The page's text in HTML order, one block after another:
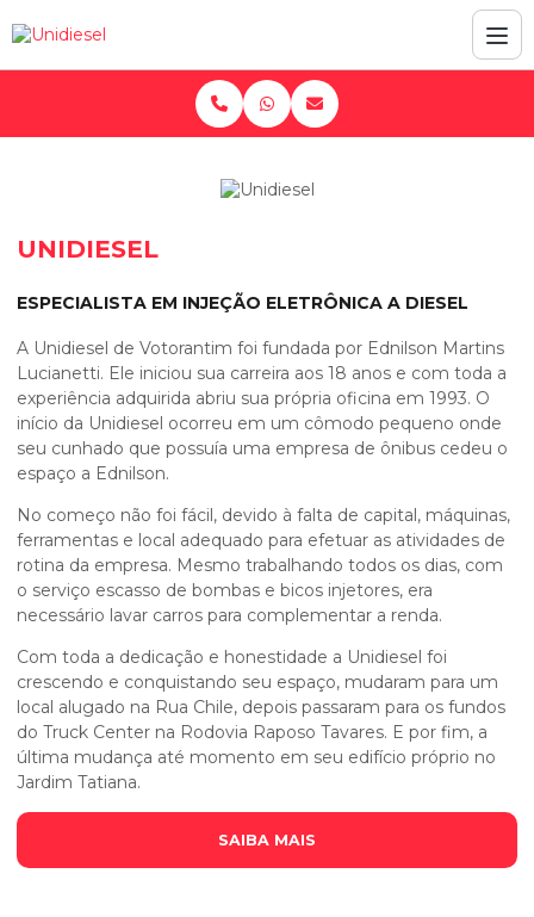
UNIDIESEL
ESPECIALISTA EM INJEÇÃO ELETRÔNICA A DIESEL
A Unidiesel de Votorantim foi fundada por Ednilson Martins
Lucianetti. Ele iniciou sua carreira aos 18 anos e com toda a
experiência adquirida abriu sua própria oficina em 1993. O
início da Unidiesel ocorreu em um cômodo pequeno onde
seu cunhado que possuía uma empresa de ônibus cedeu o
espaço a Ednilson.
No começo não foi fácil, devido à falta de capital, máquinas,
ferramentas e local adequado para efetuar as atividades de
rotina da empresa. Mesmo trabalhando todos os dias, com
o serviço escasso de bombas e bicos injetores, era
necessário lavar carros para complementar a renda.
Com toda a dedicação e honestidade a Unidiesel foi
crescendo e conquistando seu espaço, mudaram para um
local alugado na Rua Chile, depois passaram para os fundos
do Truck Center na Rodovia Raposo Tavares. E por fim, a
última mudança até momento em seu edifício próprio no
Jardim Tatiana.
SAIBA MAIS